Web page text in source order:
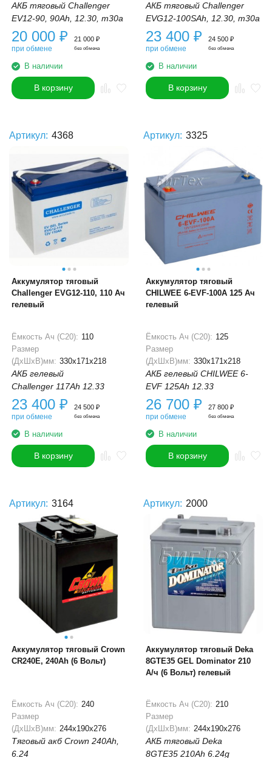
АКБ тяговый Challenger
EV12-90, 90Ah, 12.30, m30a
20 000 ₽
при обмене
21 000 ₽
без обмена
В наличии
В корзину
АКБ тяговый Challenger
EVG12-100SAh, 12.30, m30a
23 400 ₽
при обмене
24 500 ₽
без обмена
В наличии
В корзину
Артикул: 4368
Аккумулятор тяговый
Challenger EVG12-110, 110 Ач
гелевый
Ёмкость Ач (С20): 110
Размер
(ДхШхВ)мм: 330x171x218
АКБ гелевый
Challenger 117Ah 12.33
23 400 ₽
при обмене
24 500 ₽
без обмена
В наличии
В корзину
Артикул: 3325
Аккумулятор тяговый
CHILWEE 6-EVF-100A 125 Ач
гелевый
Ёмкость Ач (С20): 125
Размер
(ДхШхВ)мм: 330x171x218
АКБ гелевый CHILWEE 6-
EVF 125Ah 12.33
26 700 ₽
при обмене
27 800 ₽
без обмена
В наличии
В корзину
Артикул: 3164
Аккумулятор тяговый Crown
CR240E, 240Ah (6 Вольт)
Ёмкость Ач (С20): 240
Размер
(ДхШхВ)мм: 244x190x276
Тяговый акб Crown 240Ah,
6.24
Артикул: 2000
Аккумулятор тяговый Deka
8GTE35 GEL Dominator 210
А/ч (6 Вольт) гелевый
Ёмкость Ач (С20): 210
Размер
(ДхШхВ)мм: 244x190x276
АКБ тяговый Deka
8GTE35 210Ah 6.24g